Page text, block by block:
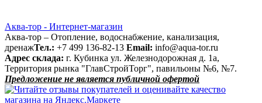
Аква-тор - Интернет-магазин
Аква-тор – Отопление, водоснабжение, канализация,
дренажТел.: +7 499 136-82-13 Email: info@aqua-tor.ru
Адрес склада: г. Кубинка ул. Железнодорожная д. 1а,
Территория рынка "ГлавСтройТорг", павильоны №6, №7.
Предложение не является публичной офертой